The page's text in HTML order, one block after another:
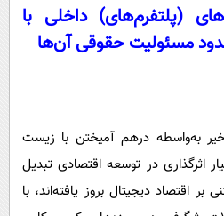
(پلتفرم‌های) داخلی با
مسئولیت حقوقی آن‌ها
به‌واسطه درهم آمیختن با زیست
اثرگذاری در توسعه اقتصادی تبدیل
اقتصاد دیجیتال بروز یافته‌اند، با